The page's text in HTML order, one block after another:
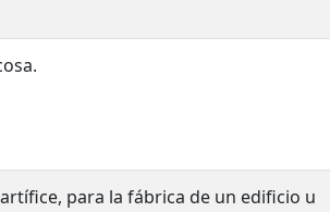
para la fábrica de un edificio u